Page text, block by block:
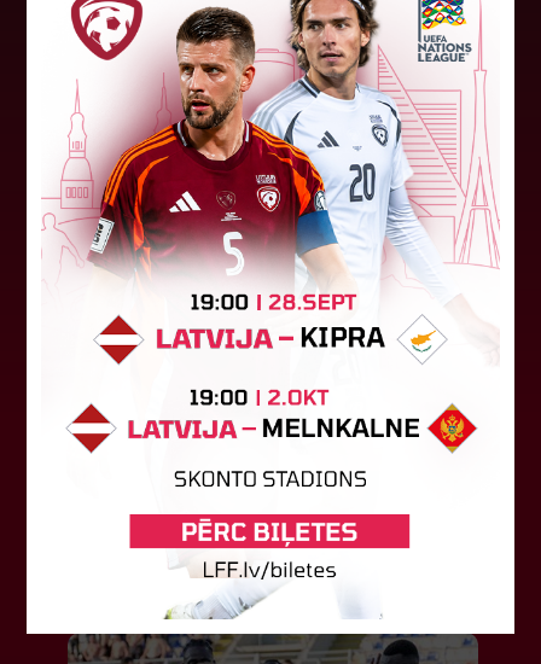
06. augusts 2026.
"Riga FC Women" liek kārtīgi
pasvīst dānietēm
Latvijas čempions sieviešu futbolā "Riga FC
Women" trešdien aizvadīja UEFA Čempionu līgas
kvalifikācijas otrās kārtas pusfināla spēli Dānijā
05. augusts 2026.